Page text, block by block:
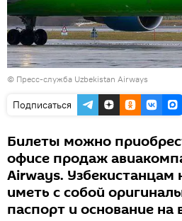
© Пресс-служба Uzbekistan Airways
Подписаться
Билеты можно
офисе продаж
Airways.
иметь с собой
паспорт и основание на